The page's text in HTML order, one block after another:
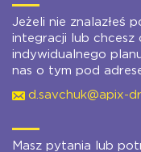
Jeżeli nie znalazłeś
integracji lub chcesz
indywidualnego
nas o tym pod
d.savchuk@apix-
Masz pytania lub